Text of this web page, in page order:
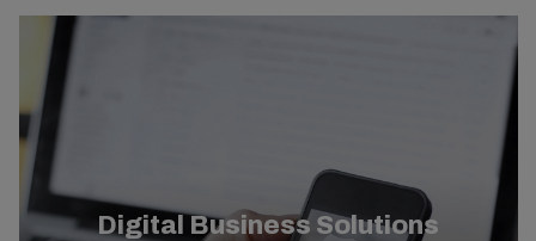
Digital Business Solutions